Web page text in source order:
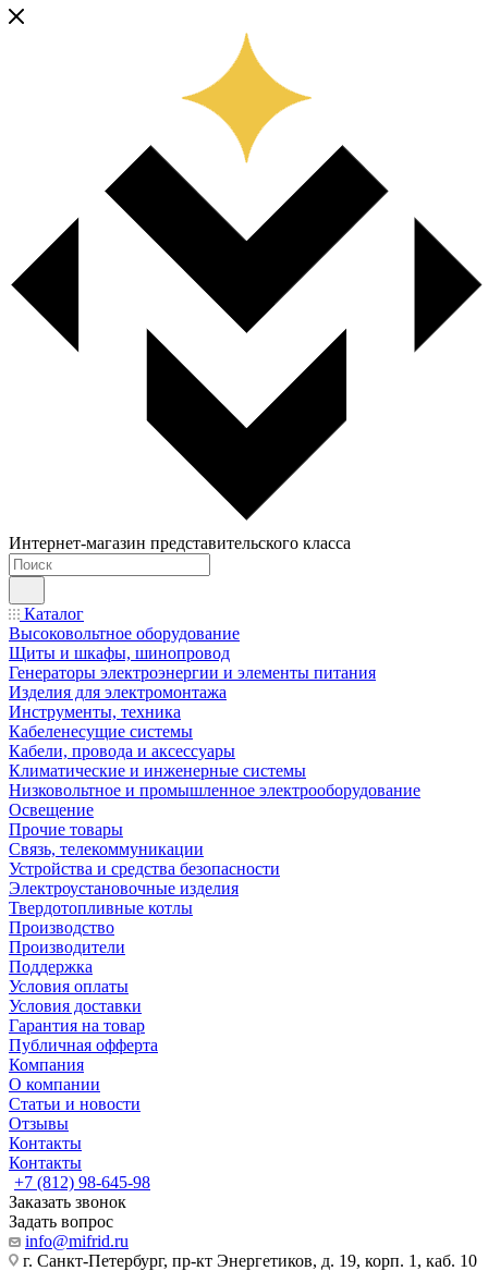
Интернет-магазин представительского класса
Каталог
Высоковольтное оборудование
Щиты и шкафы, шинопровод
Генераторы электроэнергии и элементы питания
Изделия для электромонтажа
Инструменты, техника
Кабеленесущие системы
Кабели, провода и аксессуары
Климатические и инженерные системы
Низковольтное и промышленное электрооборудование
Освещение
Прочие товары
Связь, телекоммуникации
Устройства и средства безопасности
Электроустановочные изделия
Твердотопливные котлы
Производство
Производители
Поддержка
Условия оплаты
Условия доставки
Гарантия на товар
Публичная офферта
Компания
О компании
Статьи и новости
Отзывы
Контакты
Контакты
+7 (812) 98-645-98
Заказать звонок
Задать вопрос
info@mifrid.ru
г. Санкт-Петербург, пр-кт Энергетиков, д. 19, корп. 1, каб. 10